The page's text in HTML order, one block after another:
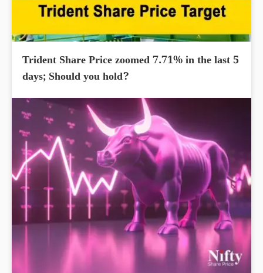
Trident Share Price zoomed 7.71% in the last 5
days; Should you hold?